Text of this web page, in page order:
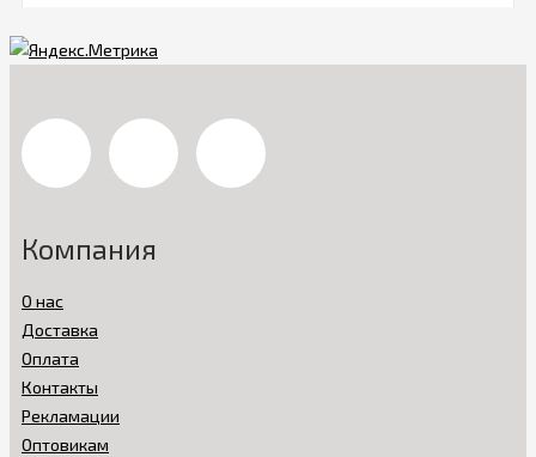
Компания
О нас
Доставка
Оплата
Контакты
Рекламации
Оптовикам